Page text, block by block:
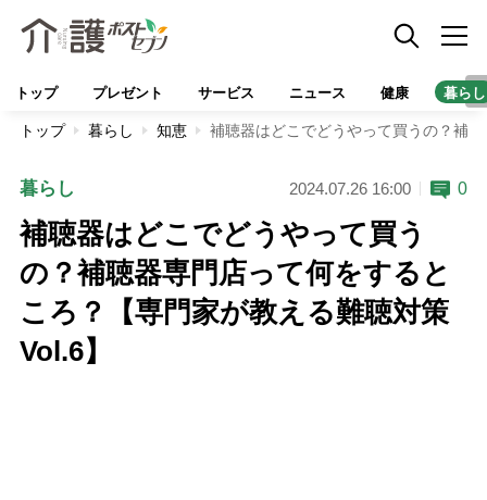
トップ プレゼント サービス ニュース 健康 暮らし
トップ 暮らし 知恵 補聴器はどこでどうやって買うの？補
暮らし 2024.07.26 16:00 0
補聴器はどこでどうやって買う
の？補聴器専門店って何をすると
ころ？【専門家が教える難聴対策
Vol.6】